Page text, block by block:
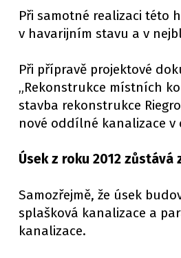
Při samotné realizaci této
v havarijním stavu a v
Při přípravě projektové
„Rekonstrukce místních
stavba rekonstrukce
nové oddílné kanalizace v
Úsek z roku 2012 zůstává
Samozřejmě, že úsek
splašková kanalizace a
kanalizace.